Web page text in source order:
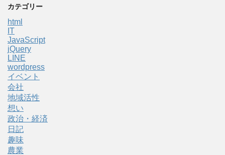
カテゴリー
html
IT
JavaScript
jQuery
LINE
wordpress
イベント
会社
地域活性
想い
政治・経済
日記
趣味
農業